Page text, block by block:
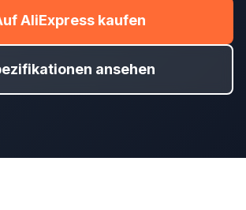
AliExpress kaufen
ansehen